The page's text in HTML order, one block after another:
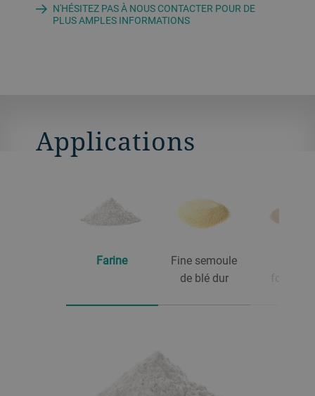
N'HÉSITEZ PAS À NOUS CONTACTER POUR DE
PLUS AMPLES INFORMATIONS
Applications
Farine
Fine semoule
de blé dur